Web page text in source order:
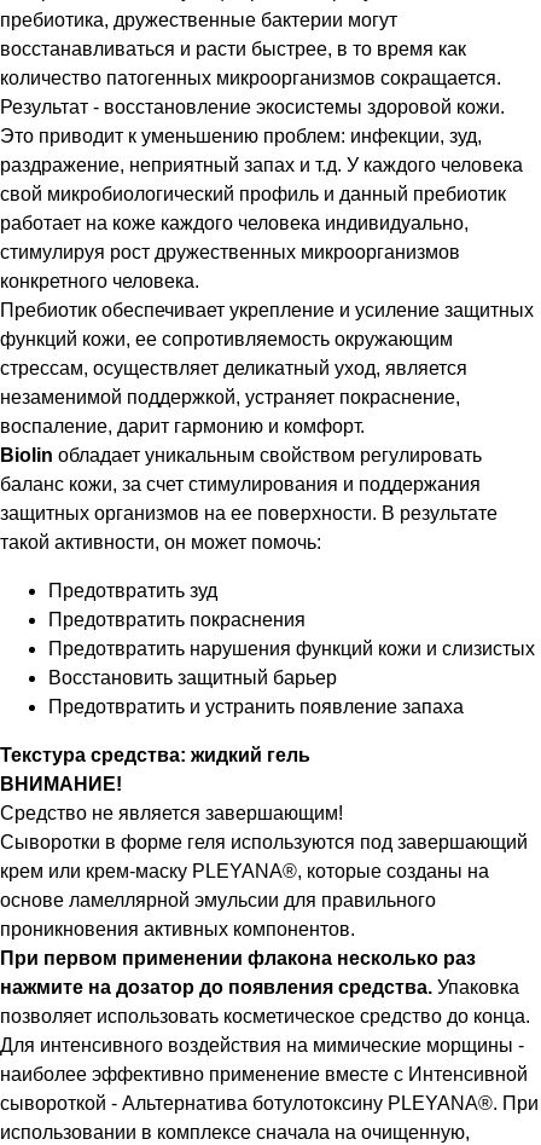
пребиотика, дружественные бактерии могут
восстанавливаться и расти быстрее, в то время как
количество патогенных микроорганизмов сокращается.
Результат - восстановление экосистемы здоровой кожи.
Это приводит к уменьшению проблем: инфекции, зуд,
раздражение, неприятный запах и т.д. У каждого человека
свой микробиологический профиль и данный пребиотик
работает на коже каждого человека индивидуально,
стимулируя рост дружественных микроорганизмов
конкретного человека.
Пребиотик обеспечивает укрепление и усиление защитных
функций кожи, ее сопротивляемость окружающим
стрессам, осуществляет деликатный уход, является
незаменимой поддержкой, устраняет покраснение,
воспаление, дарит гармонию и комфорт.
Biolin обладает уникальным свойством регулировать
баланс кожи, за счет стимулирования и поддержания
защитных организмов на ее поверхности. В результате
такой активности, он может помочь:
Предотвратить зуд
Предотвратить покраснения
Предотвратить нарушения функций кожи и слизистых
Восстановить защитный барьер
Предотвратить и устранить появление запаха
Текстура средства: жидкий гель
ВНИМАНИЕ!
Средство не является завершающим!
Сыворотки в форме геля используются под завершающий
крем или крем-маску PLEYANA®, которые созданы на
основе ламеллярной эмульсии для правильного
проникновения активных компонентов.
При первом применении флакона несколько раз
нажмите на дозатор до появления средства. Упаковка
позволяет использовать косметическое средство до конца.
Для интенсивного воздействия на мимические морщины -
наиболее эффективно применение вместе с Интенсивной
сывороткой - Альтернатива ботулотоксину PLEYANA®. При
использовании в комплексе сначала на очищенную,